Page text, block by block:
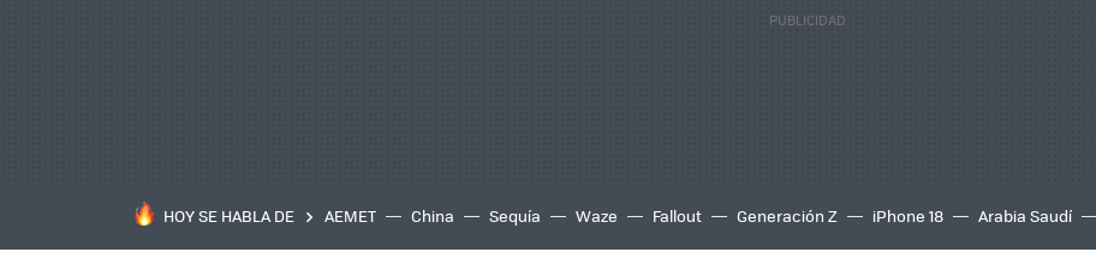
HOY SE HABLA DE AEMET China Sequía Waze Fallout Generación Z iPhone 18 Arabia Saudí